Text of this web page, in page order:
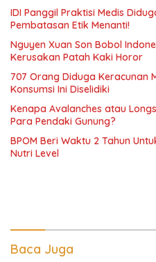
IDI Panggil Praktisi Medis
Pembatasan Etik Menanti!
Nguyen Xuan Son Bobol
Kerusakan Patah Kaki Horor
707 Orang Diduga Keracunan
Konsumsi Ini Diselidiki
Kenapa Avalanches atau
Para Pendaki Gunung?
BPOM Beri Waktu 2 Tahun
Nutri Level
Baca Juga